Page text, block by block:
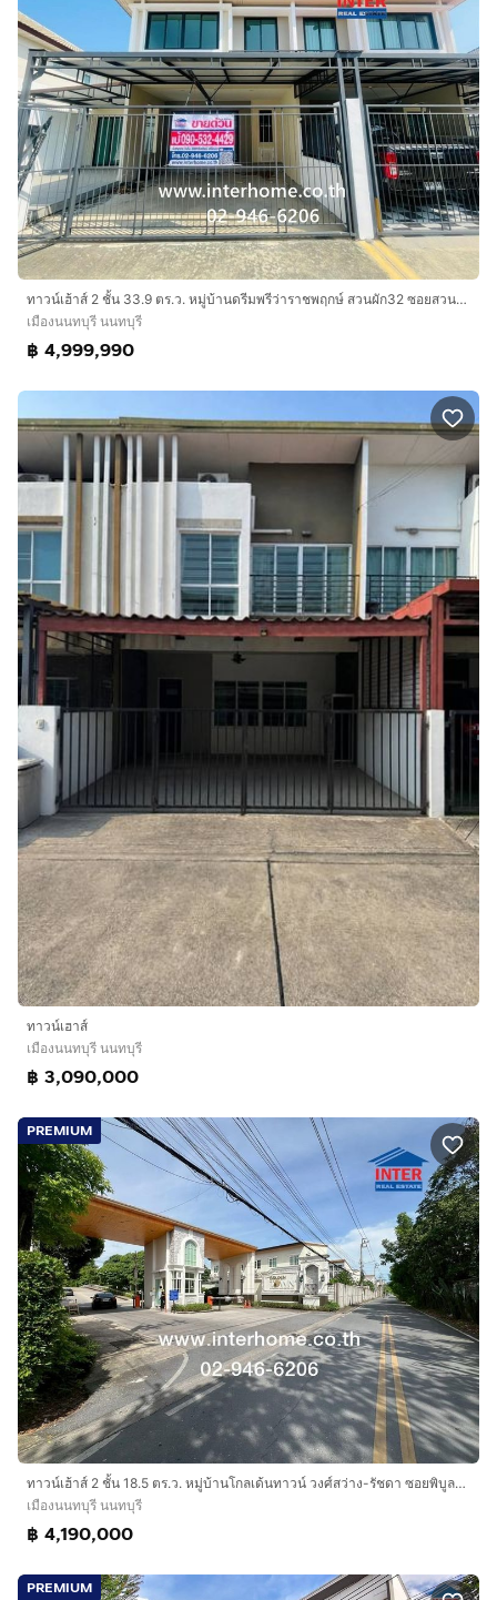
ทาวน์เฮ้าส์ 2 ชั้น 33.9 ตร.ว. หมู่บ้านดรีมพรีว่าราชพฤกษ์ สวนผัก32 ซอยสวนผัก32 ถนนสวนผัก ถนนเลียบทางรถไฟตลิ่งชัน เมืองนนทบุรี นนทบุรี
เมืองนนทบุรี นนทบุรี
฿ 4,999,990
ทาวน์เฮาส์
เมืองนนทบุรี นนทบุรี
฿ 3,090,000
PREMIUM
ทาวน์เฮ้าส์ 2 ชั้น 18.5 ตร.ว. หมู่บ้านโกลเด้นทาวน์ วงศ์สว่าง-รัชดา ซอยพิบูลสงคราม22 แยก6 (ซอยวัดกำแพง) ถนนพิบูลสงคราม เมืองนนทบุรี นนทบุรี
เมืองนนทบุรี นนทบุรี
฿ 4,190,000
PREMIUM